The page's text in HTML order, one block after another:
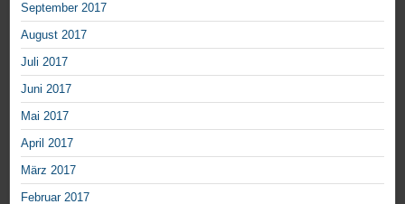
September 2017
August 2017
Juli 2017
Juni 2017
Mai 2017
April 2017
März 2017
Februar 2017